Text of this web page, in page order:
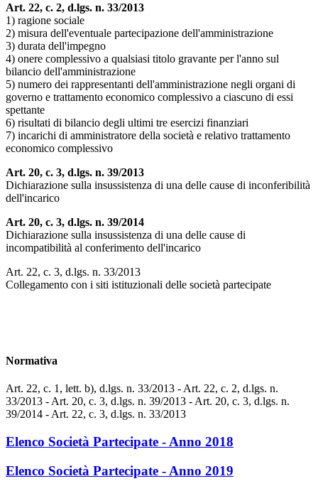
Art. 22, c. 2, d.lgs. n. 33/2013
1) ragione sociale
2) misura dell'eventuale partecipazione dell'amministrazione
3) durata dell'impegno
4) onere complessivo a qualsiasi titolo gravante per l'anno sul
bilancio dell'amministrazione
5) numero dei rappresentanti dell'amministrazione negli organi di
governo e trattamento economico complessivo a ciascuno di essi
spettante
6) risultati di bilancio degli ultimi tre esercizi finanziari
7) incarichi di amministratore della società e relativo trattamento
economico complessivo
Art. 20, c. 3, d.lgs. n. 39/2013
Dichiarazione sulla insussistenza di una delle cause di inconferibilità
dell'incarico
Art. 20, c. 3, d.lgs. n. 39/2014
Dichiarazione sulla insussistenza di una delle cause di
incompatibilità al conferimento dell'incarico
Art. 22, c. 3, d.lgs. n. 33/2013
Collegamento con i siti istituzionali delle società partecipate
Normativa
Art. 22, c. 1, lett. b), d.lgs. n. 33/2013 - Art. 22, c. 2, d.lgs. n.
33/2013 - Art. 20, c. 3, d.lgs. n. 39/2013 - Art. 20, c. 3, d.lgs. n.
39/2014 - Art. 22, c. 3, d.lgs. n. 33/2013
Elenco Società Partecipate - Anno 2018
Elenco Società Partecipate - Anno 2019